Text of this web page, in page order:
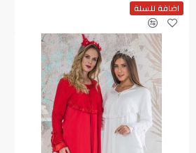
اضافة للسلة